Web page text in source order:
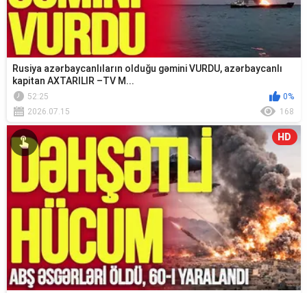
Rusiya azərbaycanlıların olduğu gəmini VURDU, azərbaycanlı
kapitan AXTARILIR –TV M...
52:25
0%
2026.07.15
168
HD